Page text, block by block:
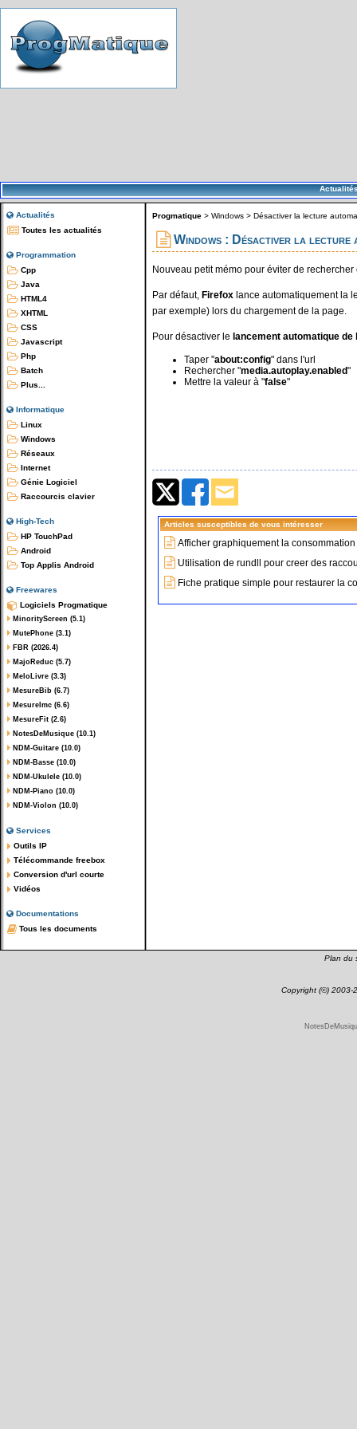
Actualités
Toutes les actualités
Programmation
Cpp
Java
HTML4
XHTML
CSS
Javascript
Php
Batch
Plus...
Informatique
Linux
Windows
Réseaux
Internet
Génie Logiciel
Raccourcis clavier
High-Tech
HP TouchPad
Android
Top Applis Android
Freewares
Logiciels Progmatique
MinorityScreen (5.1)
MutePhone (3.1)
FBR (2026.4)
MajoReduc (5.7)
MeloLivre (3.3)
MesureBib (6.7)
MesureImc (6.6)
MesureFit (2.6)
NotesDeMusique (10.1)
NDM-Guitare (10.0)
NDM-Basse (10.0)
NDM-Ukulele (10.0)
NDM-Piano (10.0)
NDM-Violon (10.0)
Services
Outils IP
Télécommande freebox
Conversion d'url courte
Vidéos
Documentations
Tous les documents
Progmatique > Windows > Désactiver la lecture
Windows : Désactiver la lecture
Nouveau petit mémo pour éviter de
Par défaut, Firefox lance automatiquement la
par exemple) lors du chargement de la page.
Pour désactiver le lancement automatique de
Taper "about:config" dans l'url
Rechercher "media.autoplay.enabled"
Mettre la valeur à "false"
Articles susceptibles de vous intéresser
Afficher graphiquement la
Utilisation de rundll pour creer des
Fiche pratique simple pour restaurer la
Plan du
Copyright (©) 2003-